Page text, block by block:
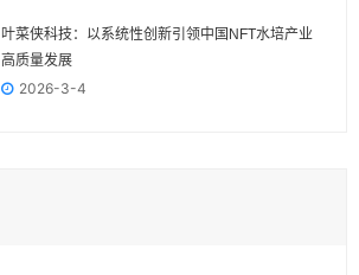
叶菜侠科技：以系统性创新引领中国NFT水培产业
高质量发展
2026-3-4